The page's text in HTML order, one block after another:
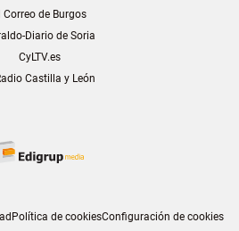
Correo de Burgos
Diario de Soria
CyLTV.es
Castilla y León
Política de cookiesConfiguración de cookies